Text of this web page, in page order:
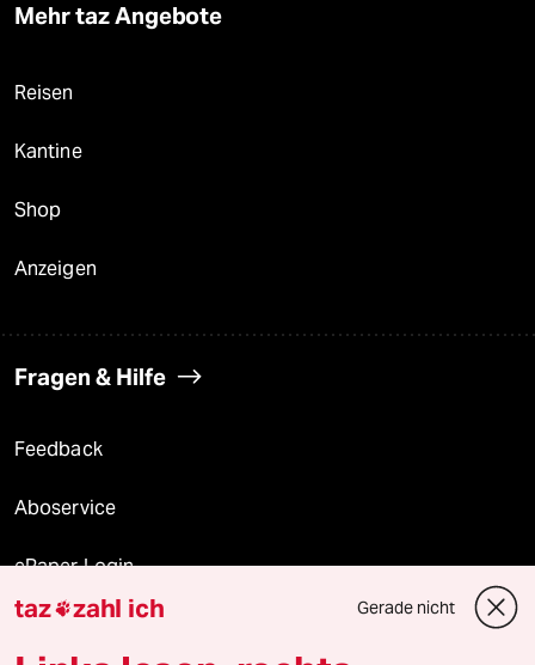
Mehr taz Angebote
Reisen
Kantine
Shop
Anzeigen
Fragen & Hilfe
Feedback
Aboservice
ePaper Login
Downloads für Abonnierende
taz zahl ich Gerade nicht